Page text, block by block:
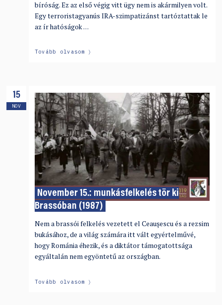
bíróság. Ez az első végig vitt ügy nem is akármilyen volt.
Egy terroristagyanús IRA-szimpatizánst tartóztattak le
az ír hatóságok …
Tovább olvasom
15
NOV
November 15.: munkásfelkelés tör ki
Brassóban (1987)
Nem a brassói felkelés vezetett el Ceauşescu és a rezsim
bukásához, de a világ számára itt vált egyértelművé,
hogy Románia éhezik, és a diktátor támogatottsága
egyáltalán nem egyöntetű az országban.
Tovább olvasom